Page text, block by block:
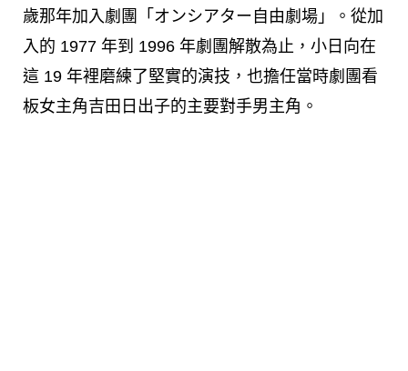
歲那年加入劇團「オンシアター自由劇場」。從加
入的 1977 年到 1996 年劇團解散為止，小日向在
這 19 年裡磨練了堅實的演技，也擔任當時劇團看
板女主角吉田日出子的主要對手男主角。